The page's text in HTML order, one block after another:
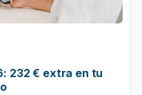
232 € extra en tu